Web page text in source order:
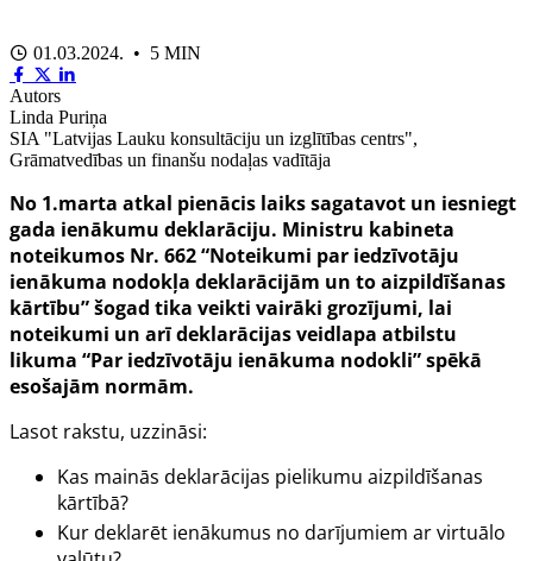
01.03.2024. • 5 MIN
Autors
Linda Puriņa
SIA "Latvijas Lauku konsultāciju un izglītības centrs",
Grāmatvedības un finanšu nodaļas vadītāja
No 1.marta atkal pienācis laiks sagatavot un iesniegt
gada ienākumu deklarāciju. Ministru kabineta
noteikumos Nr. 662 “Noteikumi par iedzīvotāju
ienākuma nodokļa deklarācijām un to aizpildīšanas
kārtību” šogad tika veikti vairāki grozījumi, lai
noteikumi un arī deklarācijas veidlapa atbilstu
likuma “Par iedzīvotāju ienākuma nodokli” spēkā
esošajām normām.
Lasot rakstu, uzzināsi:
Kas mainās deklarācijas pielikumu aizpildīšanas
kārtībā?
Kur deklarēt ienākumus no darījumiem ar virtuālo